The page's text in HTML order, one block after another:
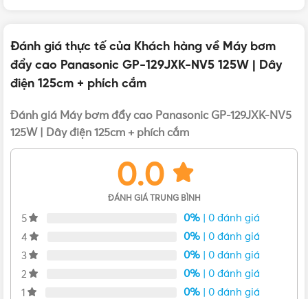
THỜI GIAN SỬ DỤNG 8000 giờ
KHỐI LƯỢNG
206 x 152 x 212 mm (DxRxC)
CHUYÊN NGHIỆP
Hotline: 0912917977
cskh@vattu365.com
https://vattu365.com/
Showroom:
13 đường số 7, P. An Lạc A, Q. Bình Tân,
TPHCM
Vật Tư 365
là Nhà phân phối thiết bị điện nước dân
dụng và công nghiệp tại TP.HCM từ các thương hiệu uy
tín như Panasonic, Nanoco, MPE, Schneider, Sino
Đánh giá thực tế của Khách hàng về Máy bơm
đẩy cao Panasonic GP-129JXK-NV5 125W | Dây
điện 125cm + phích cắm
Đánh giá Máy bơm đẩy cao Panasonic GP-129JXK-NV5
125W | Dây điện 125cm + phích cắm
0.0
ĐÁNH GIÁ TRUNG BÌNH
5 0% | 0 đánh giá
4
0% | 0 đánh giá
3
0% | 0 đánh giá
2
0% | 0 đánh giá
1
0% | 0 đánh giá